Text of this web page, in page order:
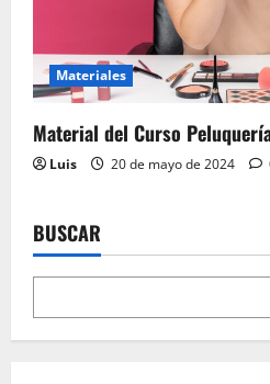
Materiales
Material del Curso
Luis 20 de mayo de 2024
BUSCAR